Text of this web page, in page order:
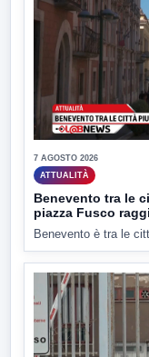
7 AGOSTO 2026
ATTUALITÀ
Benevento tra le
piazza Fusco
Benevento è tra le